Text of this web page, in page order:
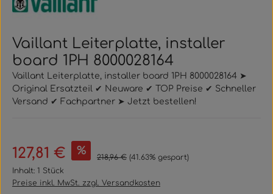
Vaillant Leiterplatte, installer
board 1PH 8000028164
Vaillant Leiterplatte, installer board 1PH 8000028164 ➤
Original Ersatzteil ✔ Neuware ✔ TOP Preise ✔ Schneller
Versand ✔ Fachpartner ➤ Jetzt bestellen!
Verkaufspreis:
127,81 € % Regulärer Preis:
218,96 € (41.63% gespart)
Inhalt: 1 Stück
Preise inkl. MwSt. zzgl. Versandkosten